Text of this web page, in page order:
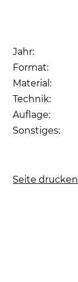
Jahr:
Format:
Material:
Technik:
Auflage:
Sonstiges:
Seite drucken